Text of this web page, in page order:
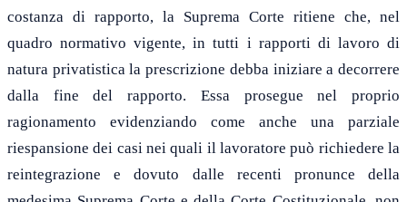
costanza di rapporto, la Suprema Corte ritiene che, nel
quadro normativo vigente, in tutti i rapporti di lavoro di
natura privatistica la prescrizione debba iniziare a decorrere
dalla fine del rapporto. Essa prosegue nel proprio
ragionamento evidenziando come anche una parziale
riespansione dei casi nei quali il lavoratore può richiedere la
reintegrazione e dovuto dalle recenti pronunce della